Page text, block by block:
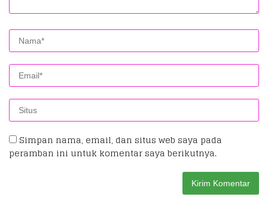
Simpan nama, email, dan situs web saya pada
peramban ini untuk komentar saya berikutnya.